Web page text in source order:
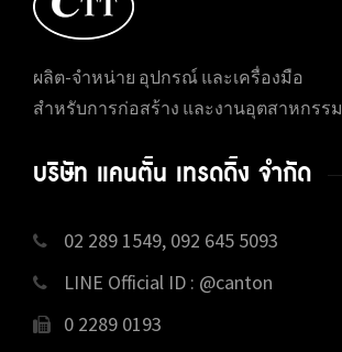
ผลิต-จำหน่าย อุปกรณ์ และเครื่องมือ
สำหรับการก่อสร้าง และงานอุตสาหกรรม
บริษัท แคนตั้น เทรดดิ้ง จำกัด
02 289 1549, 092 645 5093
LINE Official ID : @canton
0 2289 0193